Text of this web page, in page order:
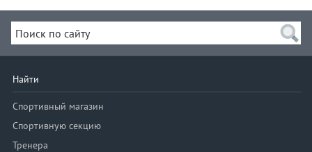
Найти
Спортивный магазин
Спортивную секцию
Тренера